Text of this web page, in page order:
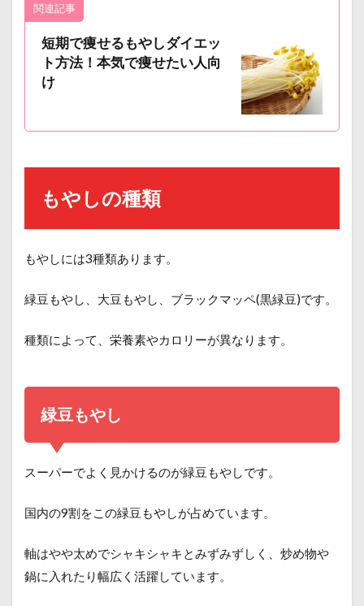
関連記事
短期で痩せるもやしダイエッ
ト方法！本気で痩せたい人向
け
もやしの種類
もやしには3種類あります。
緑豆もやし、大豆もやし、ブラックマッペ(黒緑豆)です。
種類によって、栄養素やカロリーが異なります。
緑豆もやし
スーパーでよく見かけるのが緑豆もやしです。
国内の9割をこの緑豆もやしが占めています。
軸はやや太めでシャキシャキとみずみずしく、炒め物や
鍋に入れたり幅広く活躍しています。